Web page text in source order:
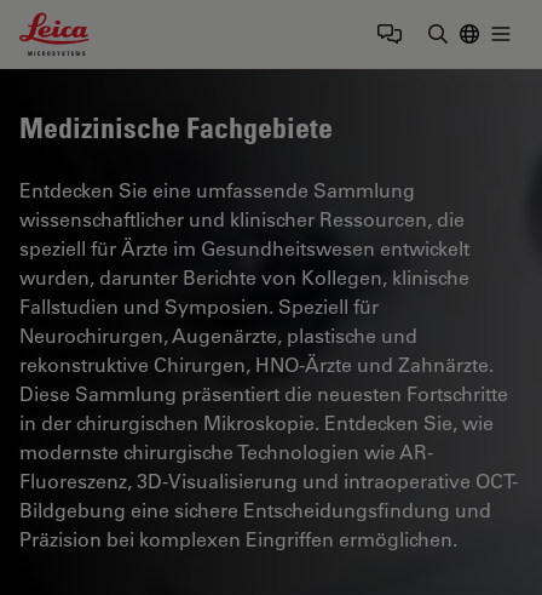
Leica Microsystems Logo
Medizinische Fachgebiete
Entdecken Sie eine umfassende Sammlung
wissenschaftlicher und klinischer Ressourcen, die
speziell für Ärzte im Gesundheitswesen entwickelt
wurden, darunter Berichte von Kollegen, klinische
Fallstudien und Symposien. Speziell für
Neurochirurgen, Augenärzte, plastische und
rekonstruktive Chirurgen, HNO-Ärzte und Zahnärzte.
Diese Sammlung präsentiert die neuesten Fortschritte
in der chirurgischen Mikroskopie. Entdecken Sie, wie
modernste chirurgische Technologien wie AR-
Fluoreszenz, 3D-Visualisierung und intraoperative OCT-
Bildgebung eine sichere Entscheidungsfindung und
Präzision bei komplexen Eingriffen ermöglichen.